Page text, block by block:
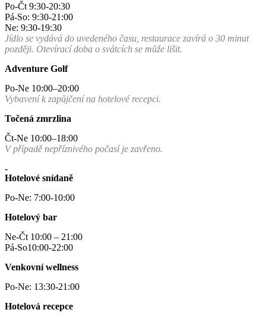
Po-Čt 9:30-20:30
Pá-So: 9:30-21:00
Ne: 9:30-19:30
Jídlo se vydává do uvedeného času, restaurace zavírá o 30 minut
později. Otevírací doba o svátcích se může lišit.
Adventure Golf
Po-Ne 10:00–20:00
Vybavení k zapůjčení na hotelové recepci.
Točená zmrzlina
Čt-Ne 10:00–18:00
V případě nepříznivého počasí je zavřeno.
-
Hotelové snídaně
Po-Ne: 7:00-10:00
Hotelový bar
Ne-Čt 10:00 – 21:00
Pá-So10:00-22:00
Venkovní wellness
Po-Ne: 13:30-21:00
Hotelová recepce